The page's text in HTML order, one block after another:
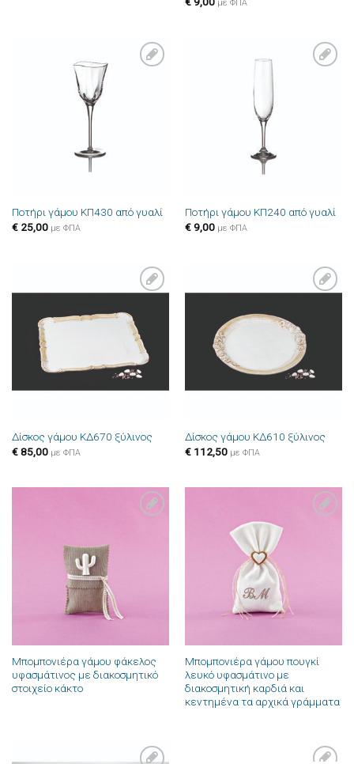
με ΦΠΑ
Ποτήρι γάμου ΚΠ430 από γυαλί
€25,00 με ΦΠΑ
Ποτήρι γάμου ΚΠ240 από γυαλί
€9,00 με ΦΠΑ
στην λίστα
επιθυμιών
Δίσκος γάμου ΚΔ670 ξύλινος
€85,00 με ΦΠΑ
επιθυμιών
Δίσκος γάμου ΚΔ610 ξύλινος
€112,50 με ΦΠΑ
Μπομπονιέρα γάμου φάκελος
υφασμάτινος με διακοσμητικό
στοιχείο κάκτο
Μπομπονιέρα γάμου πουγκί
λευκό υφασμάτινο με
διακοσμητική καρδιά και
κεντημένα τα αρχικά γράμματα